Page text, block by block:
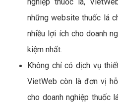
những website thuốc lá
nhiều lợi ích cho doanh
kiệm nhất.
Không chỉ có dịch vụ
VietWeb còn là đơn vị
cho doanh nghiệp thuốc